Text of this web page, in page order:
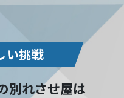
い挑戦
別れさせ屋は